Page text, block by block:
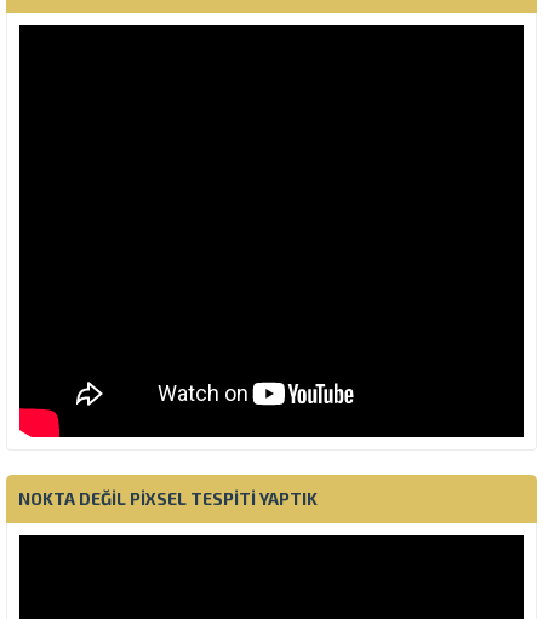
NOKTA DEĞIL PIXSEL TESPITI YAPTIK